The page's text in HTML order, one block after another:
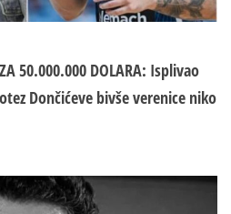
50.000.000 DOLARA: Isplivao
Dončićeve bivše verenice niko